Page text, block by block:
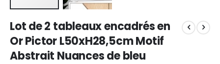
to
the
beginning
of
Lot de 2 tableaux encadrés en
Or Pictor L50xH28,5cm Motif
Abstrait Nuances de bleu